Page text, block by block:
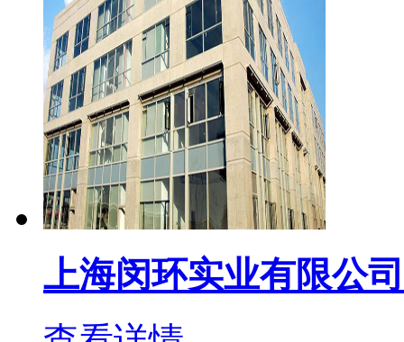
上海闵环实业有限公司